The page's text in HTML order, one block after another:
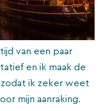
van een paar
en ik maak de
ik zeker weet
mijn aanraking.